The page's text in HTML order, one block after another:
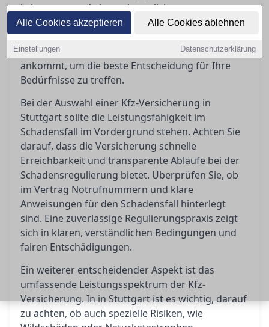
Alle Cookies akzeptieren Alle Cookies ablehnen
Einstellungen Datenschutzerklärung
Leistungen und eine unkomplizierte
Schadensregulierung? Dieser Ratgeber gibt Ihnen
Einblicke, wie Sie die Bedingungen richtig deuten
und worauf es bei Kundenbewertungen wirklich
ankommt, um die beste Entscheidung für Ihre
Bedürfnisse zu treffen.
Bei der Auswahl einer Kfz-Versicherung in
Stuttgart sollte die Leistungsfähigkeit im
Schadensfall im Vordergrund stehen. Achten Sie
darauf, dass die Versicherung schnelle
Erreichbarkeit und transparente Abläufe bei der
Schadensregulierung bietet. Überprüfen Sie, ob
im Vertrag Notrufnummern und klare
Anweisungen für den Schadensfall hinterlegt
sind. Eine zuverlässige Regulierungspraxis zeigt
sich in klaren, verständlichen Bedingungen und
fairen Entschädigungen.
Ein weiterer entscheidender Aspekt ist das
umfassende Leistungsspektrum der Kfz-
Versicherung. In in Stuttgart ist es wichtig, darauf
zu achten, ob auch spezielle Risiken, wie